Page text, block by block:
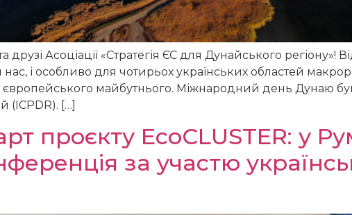
друзі Асоціації «Стратегія ЄС для Дунайського
і особливо для чотирьох українських областей
європейського майбутнього. Міжнародний день Дунаю
(ICPDR). […]
проєкту EcoCLUSTER: у
за участю